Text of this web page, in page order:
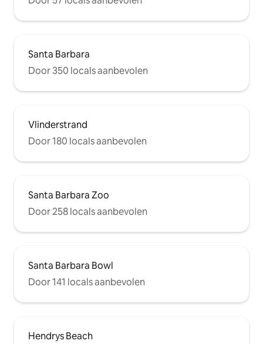
Santa Barbara
Door 350 locals aanbevolen
Vlinderstrand
Door 180 locals aanbevolen
Santa Barbara Zoo
Door 258 locals aanbevolen
Santa Barbara Bowl
Door 141 locals aanbevolen
Hendrys Beach